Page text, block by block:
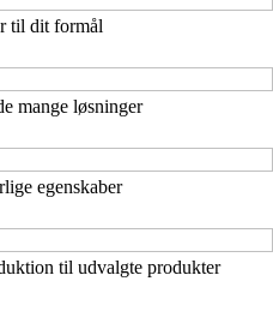
til dit formål
mange løsninger
egenskaber
til udvalgte produkter